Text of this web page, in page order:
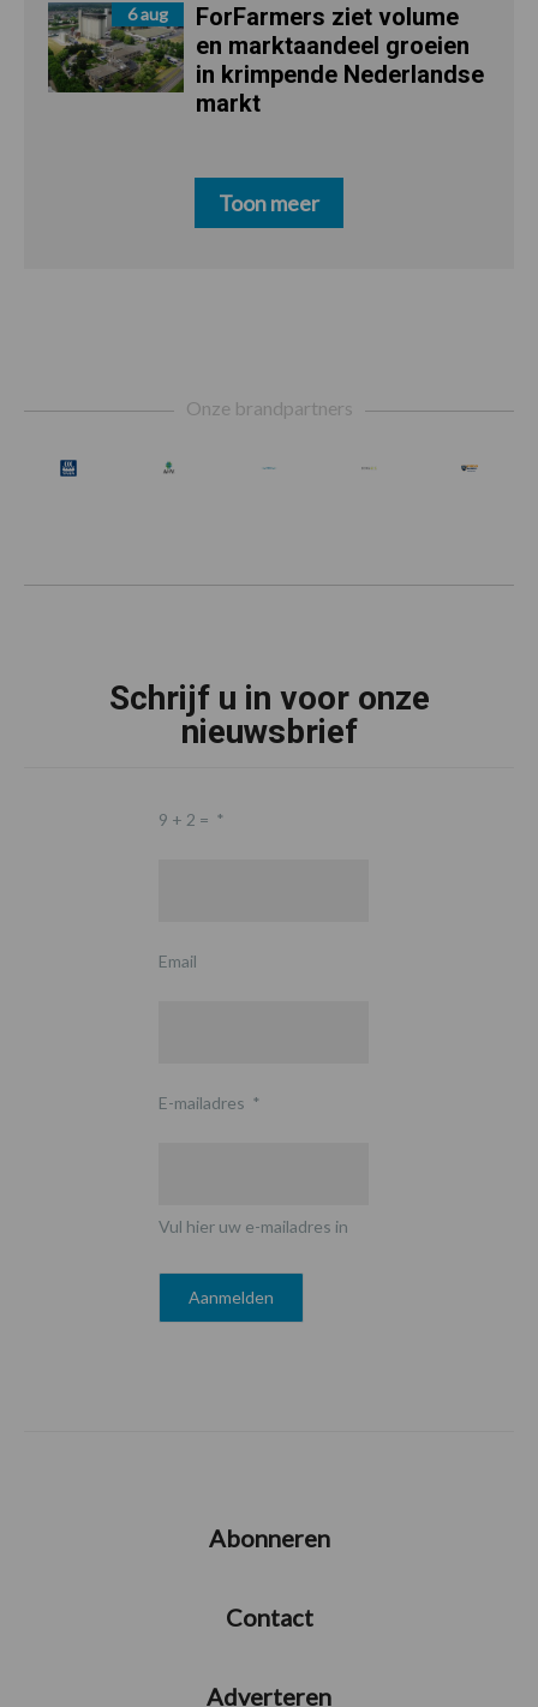
6 aug
ForFarmers ziet volume
en marktaandeel groeien
in krimpende Nederlandse
markt
Toon meer
Onze brandpartners
Schrijf u in voor onze
nieuwsbrief
9 + 2 = *
Email
E-mailadres *
Vul hier uw e-mailadres in
Abonneren
Contact
Adverteren